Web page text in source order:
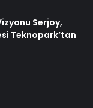
olacak
Adaylarına Çifte